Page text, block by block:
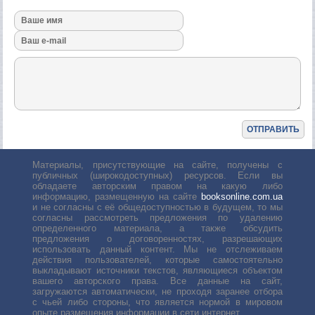
Материалы, присутствующие на сайте, получены с
публичных (широкодоступных) ресурсов. Если вы
обладаете авторским правом на какую либо
информацию, размещенную на сайте booksonline.com.ua
и не согласны с её общедоступностью в будущем, то мы
согласны рассмотреть предложения по удалению
определенного материала, а также обсудить
предложения о договоренностях, разрешающих
использовать данный контент. Мы не отслеживаем
действия пользователей, которые самостоятельно
выкладывают источники текстов, являющиеся объектом
вашего авторского права. Все данные на сайт,
загружаются автоматически, не проходя заранее отбора
с чьей либо стороны, что является нормой в мировом
опыте размещения информации в сети интернет.